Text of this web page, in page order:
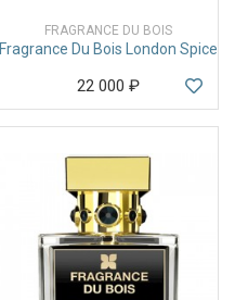
FRAGRANCE DU BOIS
Fragrance Du Bois London Spice
22 000 ₽